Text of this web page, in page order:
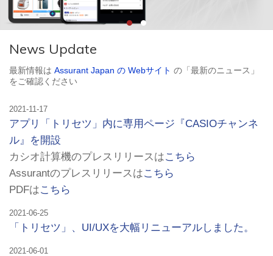
1
News Update
最新情報は Assurant Japan の Webサイト の「最新のニュース」
をご確認ください
2021-11-17
アプリ「トリセツ」内に専用ページ『CASIOチャンネ
ル』を開設
カシオ計算機のプレスリリースはこちら
Assurantのプレスリリースはこちら
PDFはこちら
2021-06-25
「トリセツ」、UI/UXを大幅リニューアルしました。
2021-06-01